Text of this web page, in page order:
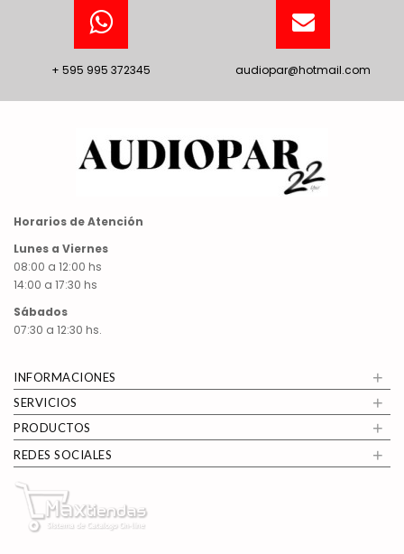
+ 595 995 372345 audiopar@hotmail.com
Horarios de Atención
Lunes a Viernes
08:00 a 12:00 hs
14:00 a 17:30 hs
Sábados
07:30 a 12:30 hs.
INFORMACIONES +
SERVICIOS +
PRODUCTOS +
REDES SOCIALES +